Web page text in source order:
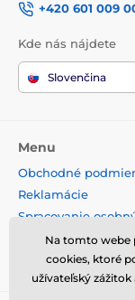
+420 601 009
Kde nás nájdete
Slovenčina
Menu
Obchodné
Reklamácie
Spracovanie
Doprava a platba
Odstúpenie od
Na tomto webe
cookies, ktoré
užívateľský